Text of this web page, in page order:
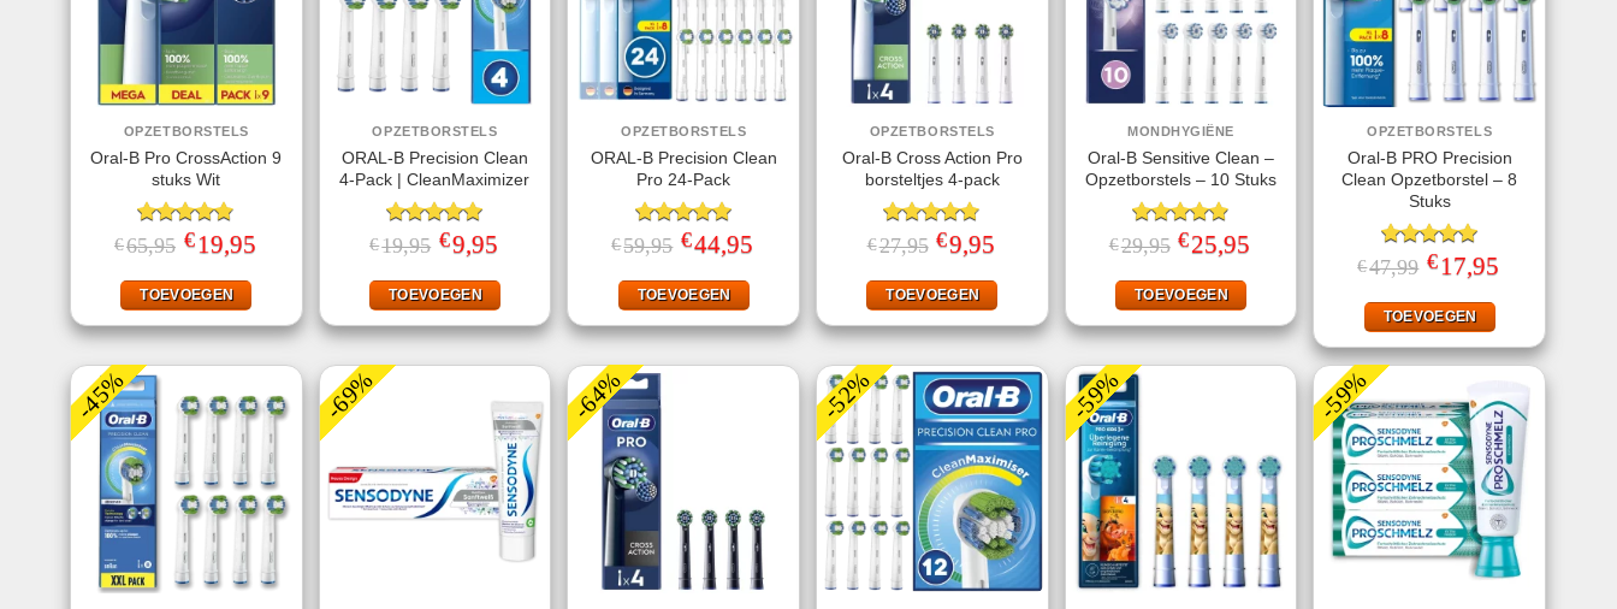
OPZETBORSTELS
Oral-B Pro CrossAction 9
stuks Wit
Gewaardeerd
4.80uit 5
€65,95 Oorspronkelijke
prijs
€65,95.
€ 19,95prijs
TOEVOEGEN
OPZETBORSTELS
ORAL-B Precision Clean
4-Pack | CleanMaximizer
Gewaardeerd
5.00 uit 5
€19,95 Oorspronkelijke
prijs
€19,95.
€9,95prijs
€9,95.
TOEVOEGEN
OPZETBORSTELS
ORAL-B Precision Clean
Pro 24-Pack
Gewaardeerd
5.00uit 5
€59,95 Oorspronkelijke
prijs
€59,95.
€44,95prijs
TOEVOEGEN
OPZETBORSTELS
Oral-B Cross Action Pro
borsteltjes 4-pack
Gewaardeerd
4.75 uit 5
€27,95 Oorspronkelijke
prijs
€27,95.
€9,95
€9,95.
TOEVOEGEN
MONDHYGIËNE
Oral-B Sensitive Clean –
Opzetborstels – 10 Stuks
Gewaardeerd
4.86uit 5
€29,95 Oorspronkelijke
prijs
€29,95.
€25,95
TOEVOEGEN
OPZETBORSTELS
Oral-B PRO Precision
Clean Opzetborstel – 8
Stuks
Gewaardeerd
5.00uit 5
€47,99 Oorspronkelijke
prijs
€47,99.
€ 17,95prijs
TOEVOEGEN
-45% -69% -64% -52% -59% -59%